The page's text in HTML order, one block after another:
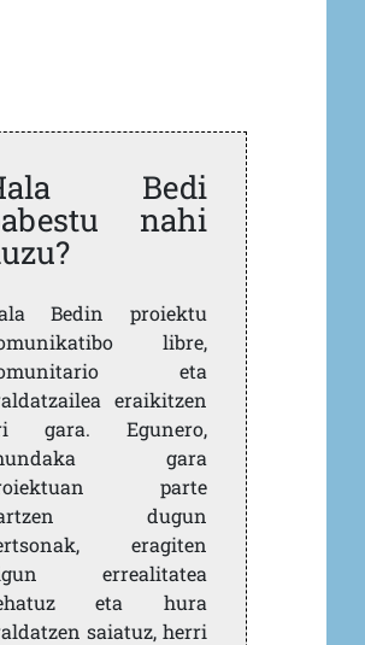
Bedi
nahi
Bedin proiektu
libre,
eta
eraikitzen
gara. Egunero,
gara
parte
dugun
eragiten
errealitatea
eta hura
saiatuz, herri